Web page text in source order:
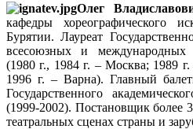
Олег
кафедры хореографического
Бурятии. Лауреат
всесоюзных и международных
(1980 г., 1984 г. – Москва; 1989
1996 г. – Варна). Главный
Государственного
(1999-2002). Постановщик более
театральных сценах страны и